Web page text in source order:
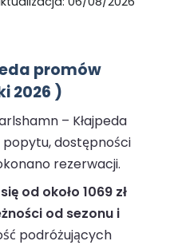
promów
2026 )
– Kłajpeda
popytu, dostępności
rezerwacji.
od około 1069 zł
od sezonu i
podróżujących